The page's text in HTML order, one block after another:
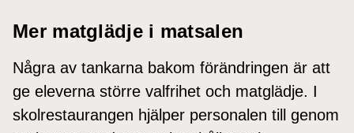
Mer matglädje i matsalen
Några av tankarna bakom förändringen är att
ge eleverna större valfrihet och matglädje. I
skolrestaurangen hjälper personalen till genom